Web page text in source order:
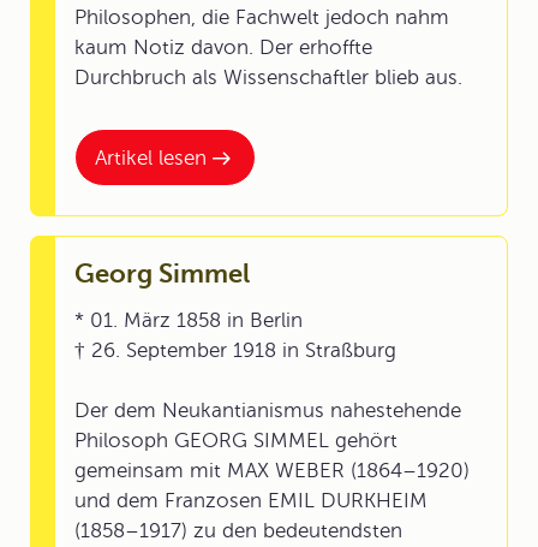
Artikel lesen
Philosophen, die Fachwelt jedoch nahm
kaum Notiz davon. Der erhoffte
Durchbruch als Wissenschaftler blieb aus.
Georg Simmel
* 01. März 1858 in Berlin
† 26. September 1918 in Straßburg
Der dem Neukantianismus nahestehende
Philosoph GEORG SIMMEL gehört
gemeinsam mit MAX WEBER (1864–1920)
und dem Franzosen EMIL DURKHEIM
(1858–1917) zu den bedeutendsten